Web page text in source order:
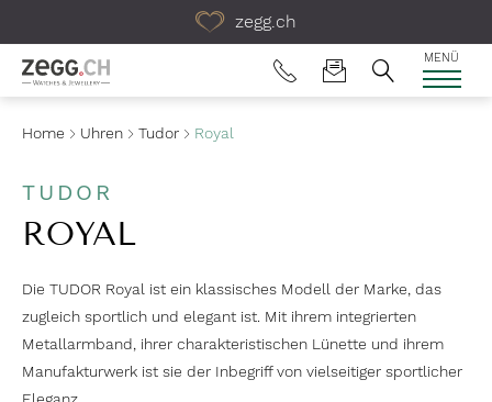
zegg.ch
MENÜ
Home Uhren Tudor Royal
TUDOR
ROYAL
Die TUDOR Royal ist ein klassisches Modell der Marke, das
zugleich sportlich und elegant ist. Mit ihrem integrierten
Metallarmband, ihrer charakteristischen Lünette und ihrem
Manufakturwerk ist sie der Inbegriff von vielseitiger sportlicher